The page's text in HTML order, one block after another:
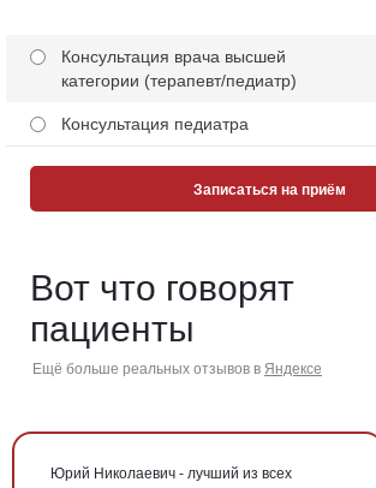
Консультация врача высшей
категории (терапевт/педиатр)
Консультация педиатра
Записаться на приём
Вот что говорят
пациенты
Ещё больше реальных отзывов в Яндексе
Юрий Николаевич - лучший из всех